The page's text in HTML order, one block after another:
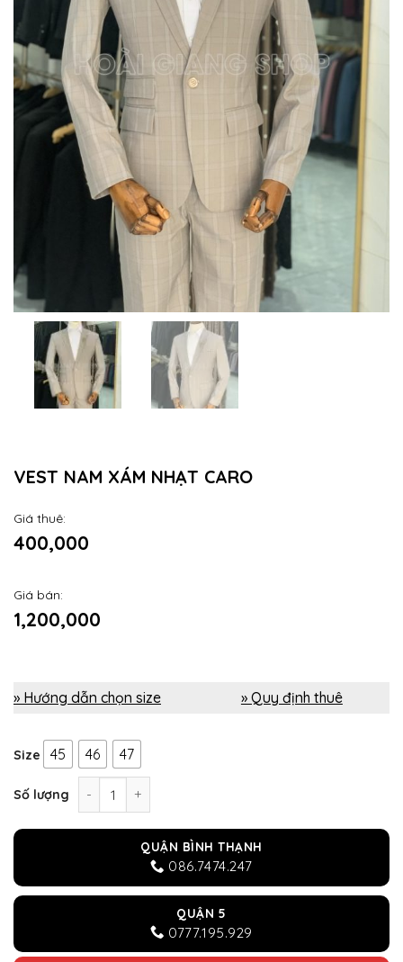
VEST NAM XÁM NHẠT CARO
Giá thuê:
400,000
Giá bán:
1,200,000
» Hướng dẫn chọn size » Quy định thuê
Size 45 46 47
Số lượng
QUẬN BÌNH THẠNH
086.7474.247
QUẬN 5
0777.195.929